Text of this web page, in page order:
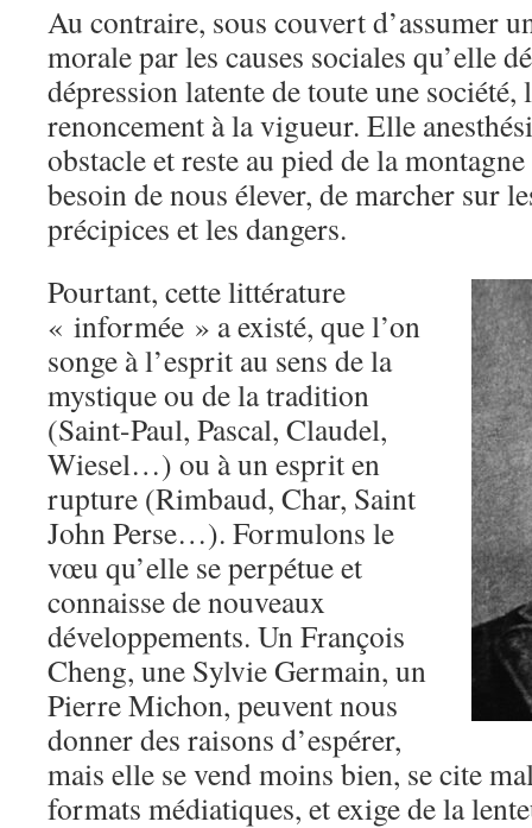
Au contraire, sous couvert d’assumer
morale par les causes sociales qu’elle
dépression latente de toute une
renoncement à la vigueur. Elle
obstacle et reste au pied de la
besoin de nous élever, de marcher sur
précipices et les dangers.
Pourtant, cette littérature
« informée » a existé, que l’on
songe à l’esprit au sens de la
mystique ou de la tradition
(Saint-Paul, Pascal, Claudel,
Wiesel…) ou à un esprit en
rupture (Rimbaud, Char, Saint
John Perse…). Formulons le
vœu qu’elle se perpétue et
connaisse de nouveaux
développements. Un François
Cheng, une Sylvie Germain, un
Pierre Michon, peuvent nous
donner des raisons d’espérer,
mais elle se vend moins bien, se cite
formats médiatiques, et exige de la